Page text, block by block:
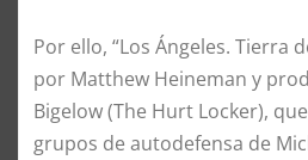
Por ello, “Los Ángeles. Tierra
por Matthew Heineman y
Bigelow (The Hurt Locker),
grupos de autodefensa de